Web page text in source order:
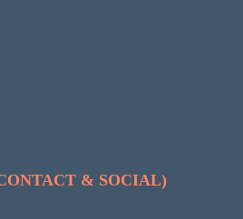
& SOCIAL)